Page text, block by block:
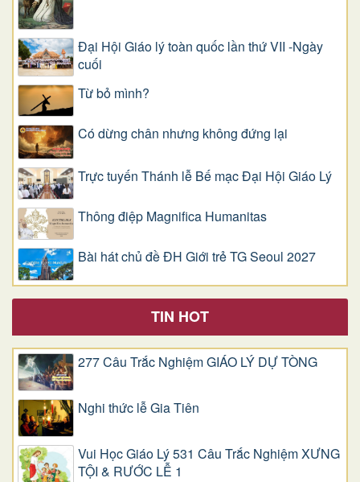
Đại Hội Giáo lý toàn quốc lần thứ VII -Ngày
cuối
Từ bỏ mình?
Có dừng chân nhưng không đứng lại
Trực tuyến Thánh lễ Bế mạc Đại Hội Giáo Lý
Thông điệp Magnifica Humanitas
Bài hát chủ đề ĐH Giới trẻ TG Seoul 2027
TIN HOT
277 Câu Trắc Nghiệm GIÁO LÝ DỰ TÒNG
Nghi thức lễ Gia Tiên
Vui Học Giáo Lý 531 Câu Trắc Nghiệm XƯNG
TỘI & RƯỚC LỄ 1